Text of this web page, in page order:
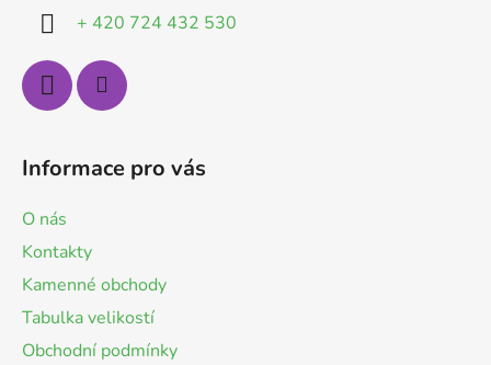
+ 420 724 432 530
Informace pro vás
O nás
Kontakty
Kamenné obchody
Tabulka velikostí
Obchodní podmínky